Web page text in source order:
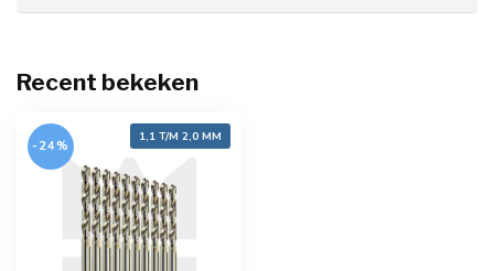
Recent bekeken
1,1 T/M 2,0 MM
-24%